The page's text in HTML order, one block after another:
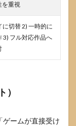
を重視
に切替 2) 一時的に
3) フル対応作品へ
ームが直接受け